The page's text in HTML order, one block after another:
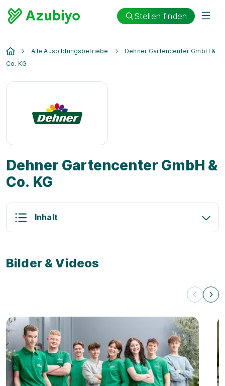
Stellen finden
Alle Ausbildungsbetriebe
Dehner Gartencenter GmbH &
Co. KG
Dehner Gartencenter GmbH &
Co. KG
Inhalt
Bilder & Videos